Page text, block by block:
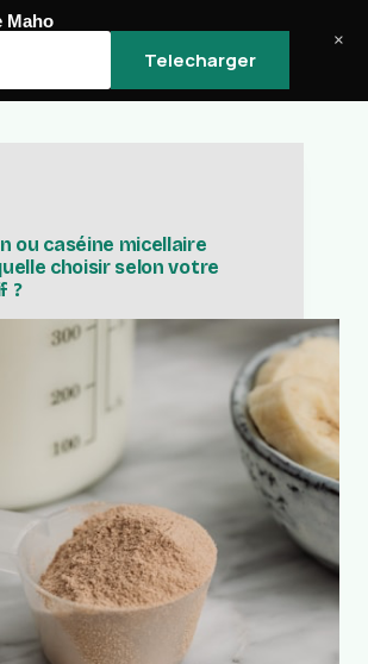
ou caséine micellaire
choisir selon votre
?
Maho
Telecharger
×